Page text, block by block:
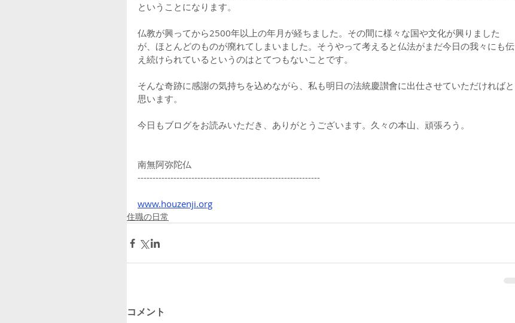
ということになります。
仏教が興ってから2500年以上の年月が経ちました。その間に様々な国や文化が興りました
が、ほとんどのものが廃れてしまいました。そうやって考えると仏法がまだ今日の我々にも伝
え続けられているというのはとてつもないことです。
そんな奇跡に感謝の気持ちを込めながら、私も明日の法統慶讃會に出仕させていただければと
思います。
今日もブログをお読みいただき、ありがとうございます。久々の本山、頑張ろう。
南無阿弥陀仏
-------------------------------------------------------------
www.houzenji.org
住職の日常
コメント